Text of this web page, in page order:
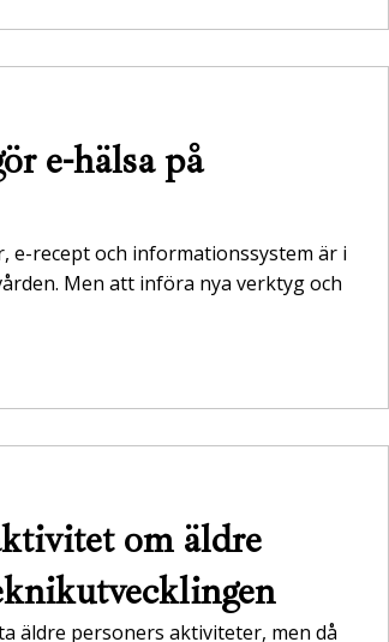
e-hälsa på
e-recept och informationssystem är i
Men att införa nya verktyg och
om äldre
äldre personers aktiviteter, men då